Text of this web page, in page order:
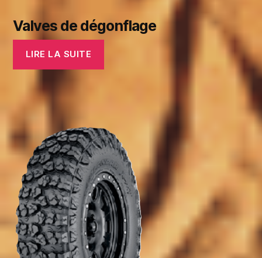
Valves de dégonflage
LIRE LA SUITE